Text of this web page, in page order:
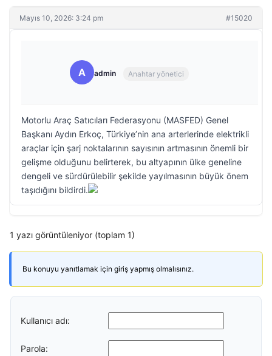
Mayıs 10, 2026: 3:24 pm #15020
A admin Anahtar yönetici
Motorlu Araç Satıcıları Federasyonu (MASFED) Genel
Başkanı Aydın Erkoç, Türkiye’nin ana arterlerinde elektrikli
araçlar için şarj noktalarının sayısının artmasının önemli bir
gelişme olduğunu belirterek, bu altyapının ülke geneline
dengeli ve sürdürülebilir şekilde yayılmasının büyük önem
taşıdığını bildirdi.
1 yazı görüntüleniyor (toplam 1)
Bu konuyu yanıtlamak için giriş yapmış olmalısınız.
Kullanıcı adı:
Parola: